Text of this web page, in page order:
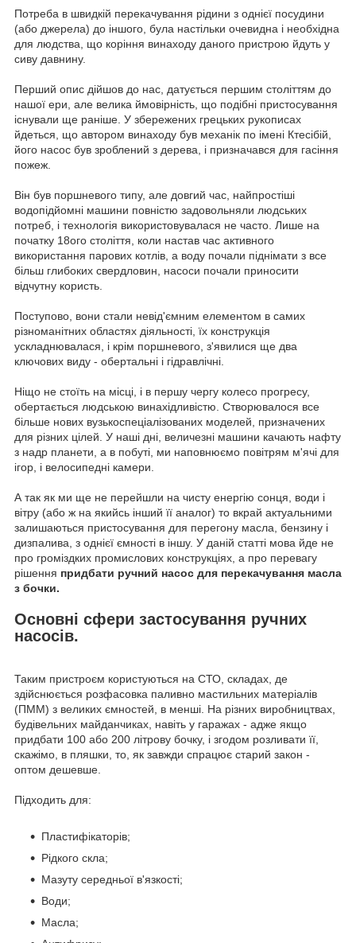
Потреба в швидкій перекачування рідини з однієї посудини
(або джерела) до іншого, була настільки очевидна і необхідна
для людства, що коріння винаходу даного пристрою йдуть у
сиву давнину.
Перший опис дійшов до нас, датується першим століттям до
нашої ери, але велика ймовірність, що подібні пристосування
існували ще раніше. У збережених грецьких рукописах
йдеться, що автором винаходу був механік по імені Ктесібій,
його насос був зроблений з дерева, і призначався для гасіння
пожеж.
Він був поршневого типу, але довгий час, найпростіші
водопідйомні машини повністю задовольняли людських
потреб, і технологія використовувалася не часто. Лише на
початку 18ого століття, коли настав час активного
використання парових котлів, а воду почали піднімати з все
більш глибоких свердловин, насоси почали приносити
відчутну користь.
Поступово, вони стали невід'ємним елементом в самих
різноманітних областях діяльності, їх конструкція
ускладнювалася, і крім поршневого, з'явилися ще два
ключових виду - обертальні і гідравлічні.
Ніщо не стоїть на місці, і в першу чергу колесо прогресу,
обертається людською винахідливістю. Створювалося все
більше нових вузькоспеціалізованих моделей, призначених
для різних цілей. У наші дні, величезні машини качають нафту
з надр планети, а в побуті, ми наповнюємо повітрям м'ячі для
ігор, і велосипедні камери.
А так як ми ще не перейшли на чисту енергію сонця, води і
вітру (або ж на якийсь інший її аналог) то вкрай актуальними
залишаються пристосування для перегону масла, бензину і
дизпалива, з однієї ємності в іншу. У даній статті мова йде не
про громіздких промислових конструкціях, а про перевагу
рішення придбати ручний насос для перекачування масла
з бочки.
Основні сфери застосування ручних
насосів.
Таким пристроєм користуються на СТО, складах, де
здійснюється розфасовка паливно мастильних матеріалів
(ПММ) з великих ємностей, в менші. На різних виробництвах,
будівельних майданчиках, навіть у гаражах - адже якщо
придбати 100 або 200 літрову бочку, і згодом розливати її,
скажімо, в пляшки, то, як завжди спрацює старий закон -
оптом дешевше.
Підходить для:
Пластифікаторів;
Рідкого скла;
Мазуту середньої в'язкості;
Води;
Масла;